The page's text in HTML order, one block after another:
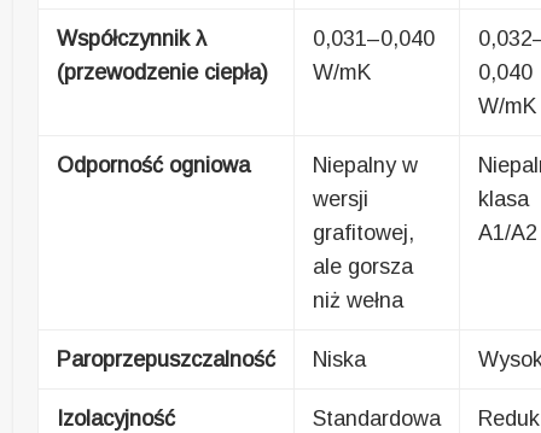
Współczynnik λ
(przewodzenie ciepła)
0,031–0,040
W/mK
0,040
W/mK
Odporność ogniowa
Niepalny w
wersji
grafitowej,
ale gorsza
niż wełna
klasa
A1/A2
Paroprzepuszczalność Niska
Izolacyjność
Standardowa